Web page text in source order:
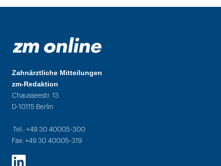
Zahnärztliche Mitteilungen
zm-Redaktion
Chausseestr. 13
D-10115 Berlin
Tel.: +49 30 40005-300
Fax: +49 30 40005-319